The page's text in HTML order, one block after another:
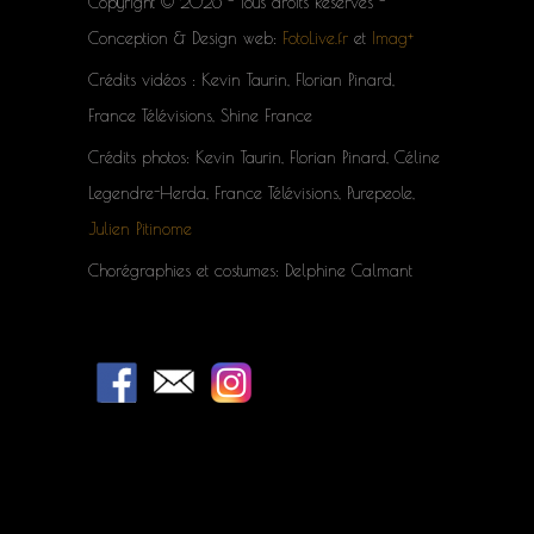
Conception & Design web: FotoLive.fr et Imag+
Crédits vidéos : Kevin Taurin, Florian Pinard,
France Télévisions, Shine France
Crédits photos: Kevin Taurin, Florian Pinard, Céline
Legendre-Herda, France Télévisions, Purepeole,
Julien Pitinome
Chorégraphies et costumes: Delphine Calmant